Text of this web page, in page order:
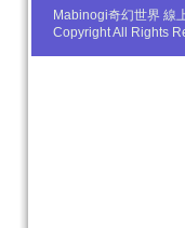
Mabinogi奇幻世界 線
Copyright All Rights